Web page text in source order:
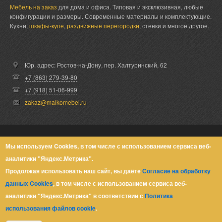
Мебель на заказ для дома и офиса. Типовая и эксклюзивная, любые
конфигурации и размеры. Современные материалы и комплектующие.
Кухни, шкафы-купе, раздвижные перегородки, стенки и многое другое.
Юр. адрес: Ростов-на-Дону, пер. Халтуринский, 62
+7 (863) 279-39-80
+7 (918) 51-06-999
zakaz@malkomebel.ru
© Малко-Мебель 2013-2026
Политика конфиденциальности
Мы используем Cookies, в том числе с использованием сервиса веб-
аналитики "Яндекс.Метрика".
Продолжая использовать наш сайт, вы даётеСогласие на обработку
данных Cookies, в том числе с использованием сервиса веб-
аналитики "Яндекс.Метрика" в соответствии сПолитика
использования файлов cookie.